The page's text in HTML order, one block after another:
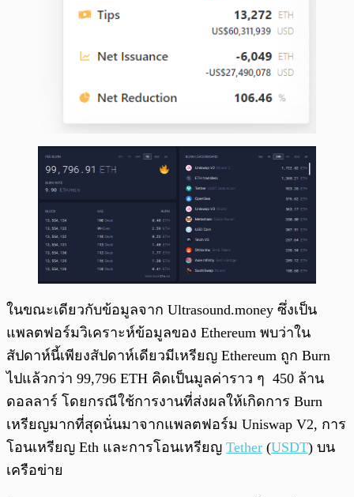
ในขณะเดียวกับข้อมูลจาก Ultrasound.money ซึ่งเป็น
แพลตฟอร์มวิเคราะห์ข้อมูลของ Ethereum พบว่าใน
สัปดาห์นี้เพียงสัปดาห์เดียวมีเหรียญ Ethereum ถูก Burn
ไปแล้วกว่า 99,796 ETH คิดเป็นมูลค่าราว ๆ 450 ล้าน
ดอลลาร์ โดยกรณีใช้การงานที่ส่งผลให้เกิดการ Burn
เหรียญมากที่สุดนั่นมาจากแพลตฟอร์ม Uniswap V2, การ
โอนเหรียญ Eth และการโอนเหรียญ Tether (USDT) บน
เครือข่าย